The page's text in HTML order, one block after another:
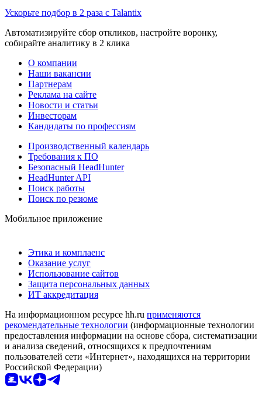
Ускорьте подбор в 2 раза с Talantix
Автоматизируйте сбор откликов, настройте воронку,
собирайте аналитику в 2 клика
О компании
Наши вакансии
Партнерам
Реклама на сайте
Новости и статьи
Инвесторам
Кандидаты по профессиям
Производственный календарь
Требования к ПО
Безопасный HeadHunter
HeadHunter API
Поиск работы
Поиск по резюме
Мобильное приложение
Этика и комплаенс
Оказание услуг
Использование сайтов
Защита персональных данных
ИТ аккредитация
На информационном ресурсе hh.ru применяются
рекомендательные технологии (информационные технологии
предоставления информации на основе сбора, систематизации
и анализа сведений, относящихся к предпочтениям
пользователей сети «Интернет», находящихся на территории
Российской Федерации)